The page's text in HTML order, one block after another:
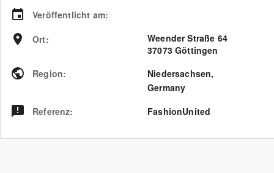
Veröffentlicht am:
Ort:
Weender Straße 64
37073 Göttingen
Region: Niedersachsen,
Germany
Referenz: FashionUnited